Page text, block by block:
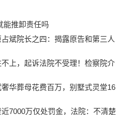
能推卸责任吗
斌院长之四：揭露原告和第三人
不上，起诉法院不受理！检察院介
华葬母花费百万，别墅式灵堂16
7000万仅处罚金，法院：不清楚